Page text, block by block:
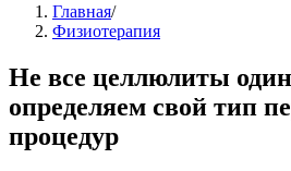
Главная/
Физиотерапия
Не все целлюлиты
определяем свой тип
процедур